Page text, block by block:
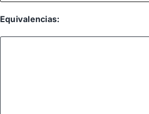
Equivalencias: